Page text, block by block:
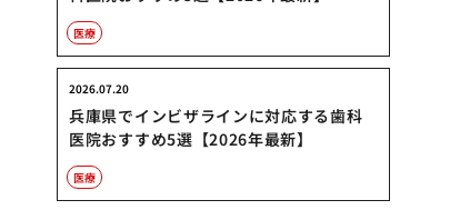
医療
兵庫県でインビザラインに対応する歯科
医院おすすめ5選【2026年最新】
2026.07.20
医療